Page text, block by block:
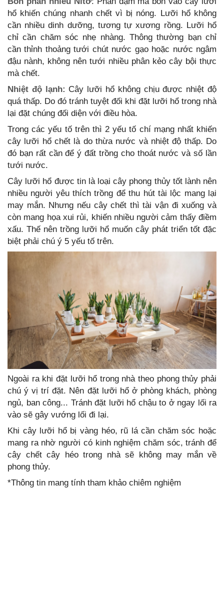
hổ khiến chúng nhanh chết vì bị nóng. Lưỡi hổ không
cần nhiều dinh dưỡng, tương tự xương rồng. Lưỡi hổ
chỉ cần chăm sóc nhẹ nhàng. Thông thường bạn chỉ
cần thỉnh thoảng tưới chút nước gạo hoặc nước ngâm
đậu nành, không nên tưới nhiều phân kẻo cây bội thực
mà chết.
Nhiệt độ lạnh: Cây lưỡi hổ không chịu được nhiệt độ
quá thấp. Do đó tránh tuyệt đối khi đặt lưỡi hổ trong nhà
lại đặt chúng đối diện với điều hòa.
Trong các yếu tố trên thì 2 yếu tố chí mạng nhất khiến
cây lưỡi hổ chết là do thừa nước và nhiệt độ thấp. Do
đó bạn rất cần để ý đất trồng cho thoát nước và số lần
tưới nước.
Cây lưỡi hổ được tin là loại cây phong thủy tốt lành nên
nhiều người yêu thích trồng để thu hút tài lộc mang lại
may mắn. Nhưng nếu cây chết thì tài vận đi xuống và
còn mang họa xui rủi, khiến nhiều người cảm thấy điềm
xấu. Thế nên trồng lưỡi hổ muốn cây phát triển tốt đặc
biệt phải chú ý 5 yếu tố trên.
Ngoài ra khi đặt lưỡi hổ trong nhà theo phong thủy phải
chú ý vị trí đặt. Nên đặt lưỡi hổ ở phòng khách, phòng
ngủ, ban công... Tránh đặt lưỡi hổ chậu to ở ngay lối ra
vào sẽ gây vướng lối đi lại.
Khi cây lưỡi hổ bị vàng héo, rũ lá cần chăm sóc hoặc
mang ra nhờ người có kinh nghiệm chăm sóc, tránh để
cây chết cây héo trong nhà sẽ không may mắn về
phong thủy.
*Thông tin mang tính tham khảo chiêm nghiệm